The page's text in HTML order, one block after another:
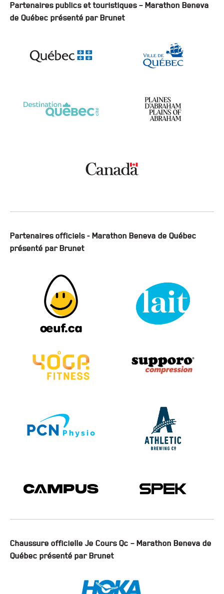
Partenaires publics et touristiques – Marathon Beneva
de Québec présenté par Brunet
Partenaires officiels - Marathon Beneva de Québec
présenté par Brunet
Chaussure officielle Je Cours Qc – Marathon Beneva de
Québec présenté par Brunet